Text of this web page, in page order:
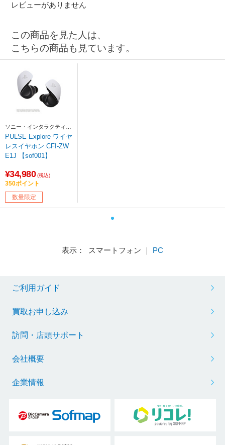
レビューがありません
この商品を見た人は、
こちらの商品も見ています。
ソニー・インタラクティブ
エンタテインメント
PULSE Explore ワイヤ
レスイヤホン CFI-ZW
E1J 【sof001】
¥34,980 (税込)
350ポイント
数量限定
表示： スマートフォン ｜ PC
ご利用ガイド
買取お申し込み
訪問・店頭サポート
会社概要
企業情報